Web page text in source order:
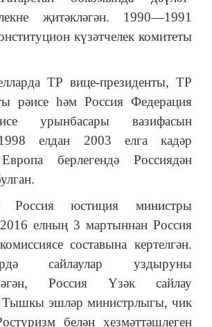
җитәкләгән. 1990—1991
күзәтчелек комитеты
ТР вице-президенты, ТР
рәисе һәм Россия Федерация
урынбасары вазифасын
елдан 2003 елга кадәр
берлегендә Россиядән
Россия юстиция министры
елның 3 мартыннан Россия
составына кертелгән.
сайлаулар уздыруны
Россия Үзәк сайлау
Тышкы эшләр министрлыгы, чик
белән хезмәттәшлеген